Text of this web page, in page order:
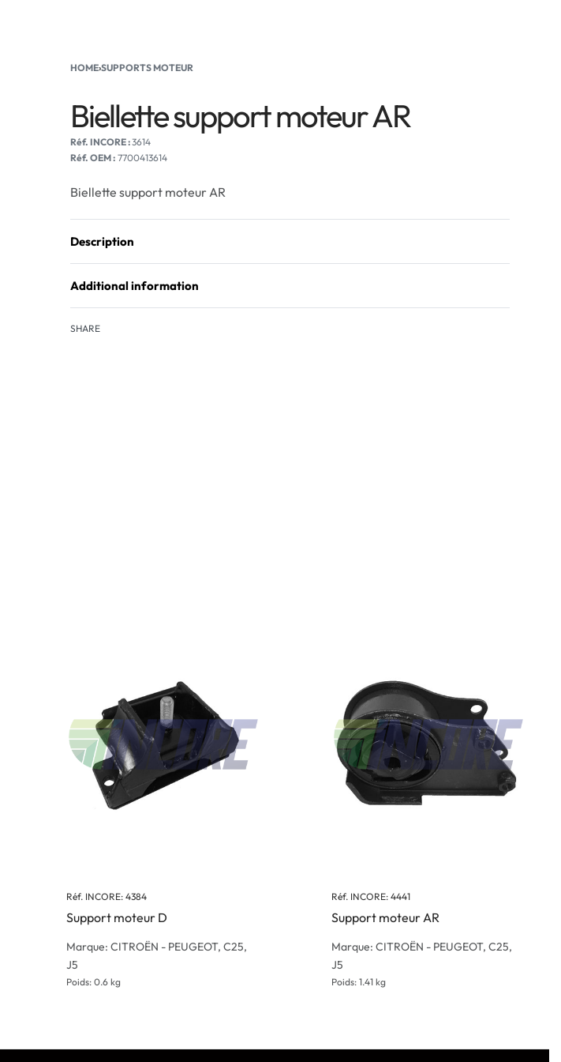
HOME›SUPPORTS MOTEUR
Biellette support moteur AR
3614
Réf. OEM : 7700413614
Biellette support moteur AR
Description
Additional information
SHARE
Réf. INCORE: 4384
Support moteur D
Marque: CITROËN - PEUGEOT, C25,
J5
Poids: 0.6 kg
Réf. INCORE: 4441
Support moteur AR
Marque: CITROËN - PEUGEOT, C25,
J5
Poids: 1.41 kg